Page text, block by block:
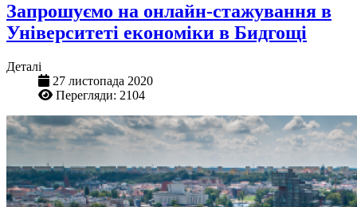
Запрошуємо на онлайн-стажування в
Університеті економіки в Бидгощі
Деталі
27 листопада 2020
Перегляди: 2104